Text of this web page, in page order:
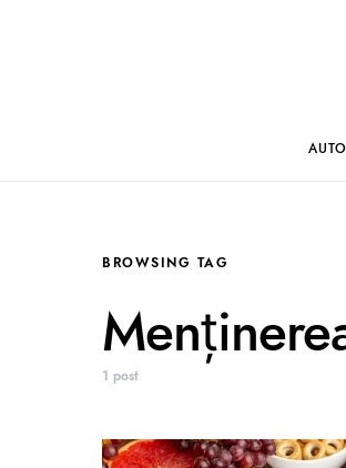
BROWSING TAG
1 post